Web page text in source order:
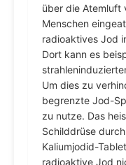
über die Atemluft
Menschen
radioaktives Jod
Dort kann es
Um dies zu
begrenzte Jod-
zu nutze. Das
Schilddrüse
Kaliumjodid-
radioaktive Jod